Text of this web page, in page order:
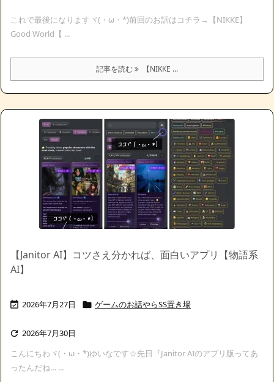
これで最後になりますヾ(・ω・*)前回のお話はコチラ→【NIKKE】
Good World【 ...
記事を読む 【NIKKE ...
【Janitor AI】コツさえ分かれば、面白いアプリ【物語系
AI】
 2026年7月27日  ゲームのお話やらSS置き場
 2026年7月30日
こんにちわヾ(・ω・*)ゆいなです☆先日『Janitor AIのアプリ版ってあ
ったんだね… ...